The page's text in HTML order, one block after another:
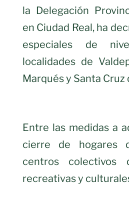
la Delegación
en Ciudad Real, ha
especiales de
localidades de
Marqués y Santa Cruz
Entre las medidas a
cierre de hogares
centros colectivos
recreativas y